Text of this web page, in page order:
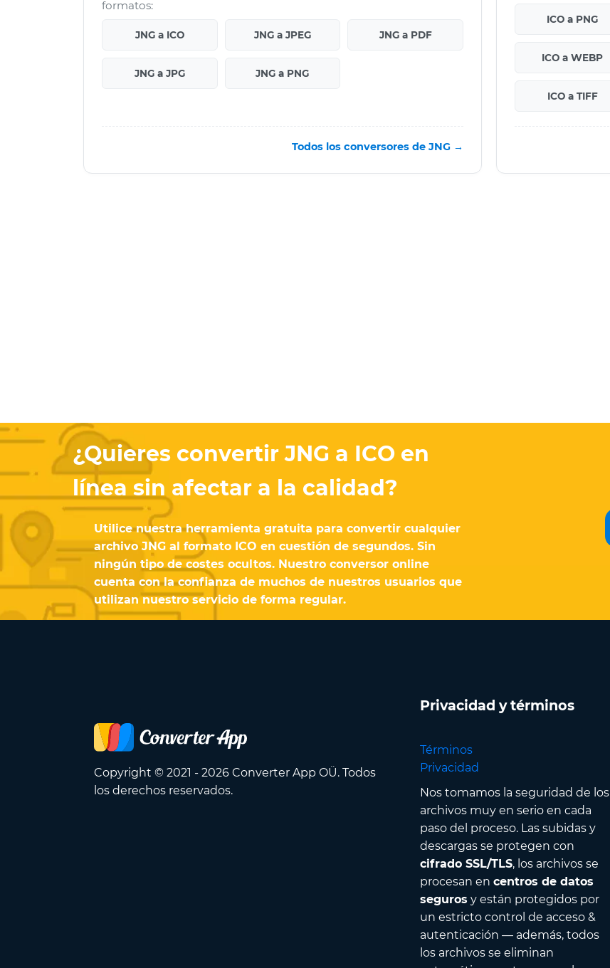
formatos:
JNG a ICO JNG a JPEG JNG a PDF
JNG a JPG JNG a PNG
Todos los conversores de JNG →
ICO a PNG
ICO a WEBP
ICO a TIFF
¿Quieres convertir JNG a ICO en
línea sin afectar a la calidad?
Utilice nuestra herramienta gratuita para convertir cualquier
archivo JNG al formato ICO en cuestión de segundos. Sin
ningún tipo de costes ocultos. Nuestro conversor online
cuenta con la confianza de muchos de nuestros usuarios que
utilizan nuestro servicio de forma regular.
Copyright © 2021 - 2026 Converter App OÜ. Todos
los derechos reservados.
Privacidad y términos
Términos
Privacidad
Nos tomamos la seguridad de los
archivos muy en serio en cada
paso del proceso. Las subidas y
descargas se protegen con
cifrado SSL/TLS, los archivos se
procesan en centros de datos
seguros y están protegidos por
un estricto control de acceso &
autenticación — además, todos
los archivos se eliminan